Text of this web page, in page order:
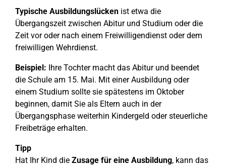
Typische Ausbildungslücken ist etwa die
Übergangszeit zwischen Abitur und Studium oder die
Zeit vor oder nach einem Freiwilligendienst oder dem
freiwilligen Wehrdienst.
Beispiel: Ihre Tochter macht das Abitur und beendet
die Schule am 15. Mai. Mit einer Ausbildung oder
einem Studium sollte sie spätestens im Oktober
beginnen, damit Sie als Eltern auch in der
Übergangsphase weiterhin Kindergeld oder steuerliche
Freibeträge erhalten.
Tipp
Hat Ihr Kind die Zusage für eine Ausbildung, kann das